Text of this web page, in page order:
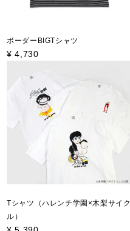
ボーダーBIGTシャツ
¥ 4,730
Tシャツ（ハレンチ学園×木梨サイク
ル）